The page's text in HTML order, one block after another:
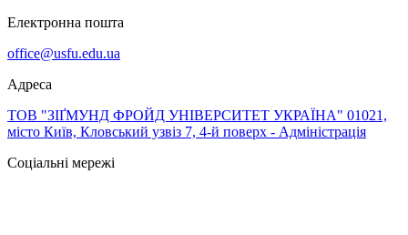
Електронна пошта
office@usfu.edu.ua
Адреса
ТОВ "ЗІҐМУНД ФРОЙД УНІВЕРСИТЕТ УКРАЇНА" 01021,
місто Київ, Кловський узвіз 7, 4-й поверх - Адміністрація
Соціальні мережі